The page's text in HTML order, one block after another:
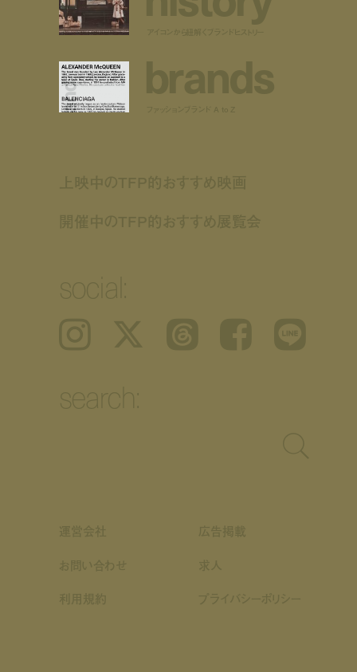
アイコンから紐解くブランドヒストリー
brands
ファッションブランド A to Z
上映中のTFP的おすすめ映画
開催中のTFP的おすすめ展覧会
social:
Instagram 𝕏 Threads Facebook LINE
search:
運営会社
広告掲載
お問い合わせ
求人
利用規約 プライバシーポリシー